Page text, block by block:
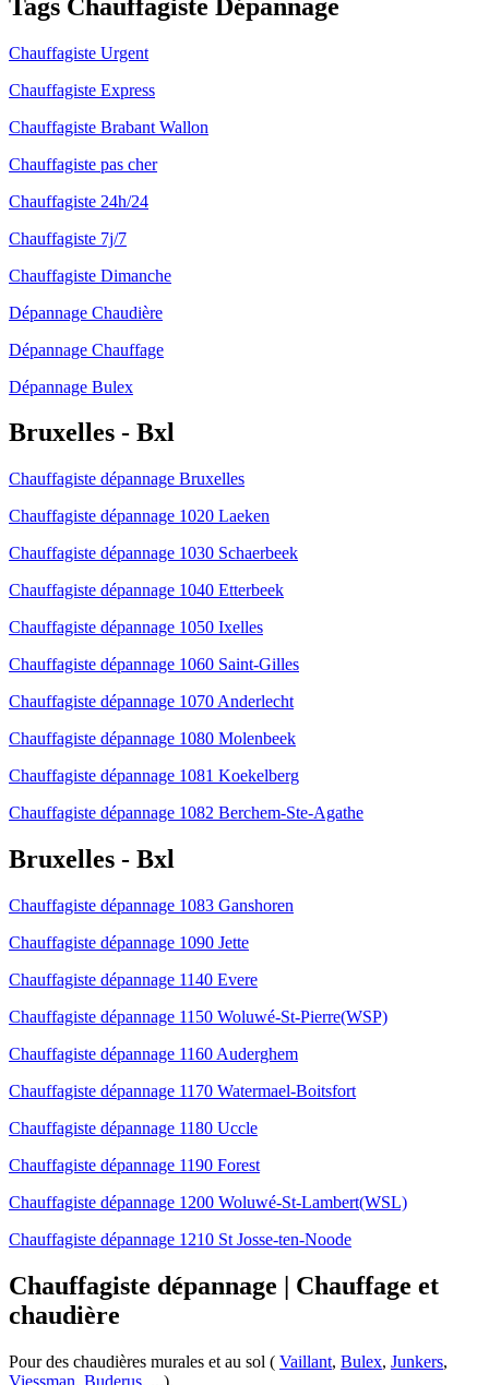
Tags Chauffagiste Dépannage
Chauffagiste Urgent
Chauffagiste Express
Chauffagiste Brabant Wallon
Chauffagiste pas cher
Chauffagiste 24h/24
Chauffagiste 7j/7
Chauffagiste Dimanche
Dépannage Chaudière
Dépannage Chauffage
Dépannage Bulex
Bruxelles - Bxl
Chauffagiste dépannage Bruxelles
Chauffagiste dépannage 1020 Laeken
Chauffagiste dépannage 1030 Schaerbeek
Chauffagiste dépannage 1040 Etterbeek
Chauffagiste dépannage 1050 Ixelles
Chauffagiste dépannage 1060 Saint-Gilles
Chauffagiste dépannage 1070 Anderlecht
Chauffagiste dépannage 1080 Molenbeek
Chauffagiste dépannage 1081 Koekelberg
Chauffagiste dépannage 1082 Berchem-Ste-Agathe
Bruxelles - Bxl
Chauffagiste dépannage 1083 Ganshoren
Chauffagiste dépannage 1090 Jette
Chauffagiste dépannage 1140 Evere
Chauffagiste dépannage 1150 Woluwé-St-Pierre(WSP)
Chauffagiste dépannage 1160 Auderghem
Chauffagiste dépannage 1170 Watermael-Boitsfort
Chauffagiste dépannage 1180 Uccle
Chauffagiste dépannage 1190 Forest
Chauffagiste dépannage 1200 Woluwé-St-Lambert(WSL)
Chauffagiste dépannage 1210 St Josse-ten-Noode
Chauffagiste dépannage | Chauffage et
chaudière
Pour des chaudières murales et au sol ( Vaillant, Bulex, Junkers,
Viessman, Buderus, ...).